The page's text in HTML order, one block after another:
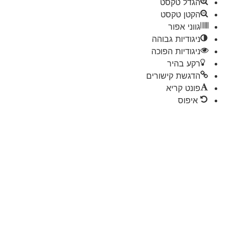
הקטן טקסט
גווני אפור
ניגודיות גבוהה
ניגודיות הפוכה
רקע בהיר
הדגשת קישורים
פונט קריא
איפוס